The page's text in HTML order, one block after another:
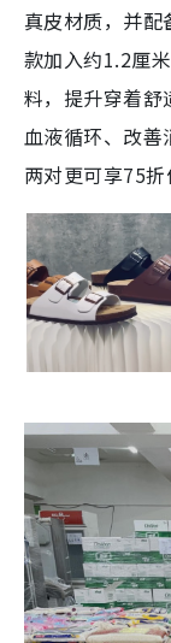
真皮材质，并
款加入约1.2厘
料，提升穿着舒
血液循环、改
两对更可享75折